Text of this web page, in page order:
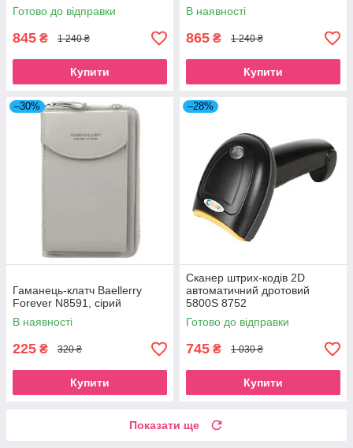
Готово до відправки
845 ₴ 1 240 ₴
Купити
В наявності
865 ₴ 1 240 ₴
Купити
–30%
Гаманець-клатч Baellerry
Forever N8591, сірий
В наявності
225 ₴ 320 ₴
Купити
–28%
Сканер штрих-кодів 2D
автоматичний дротовий
5800S 8752
Готово до відправки
745 ₴ 1 030 ₴
Купити
Показати ще